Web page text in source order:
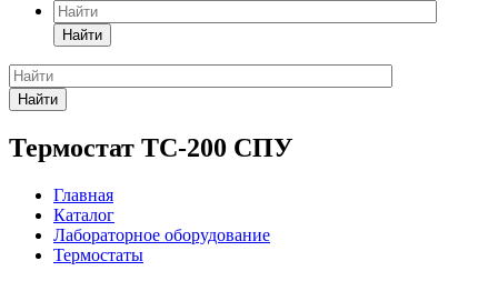
Найти
Найти
Термостат ТС-200 СПУ
Главная
Каталог
Лабораторное оборудование
Термостаты